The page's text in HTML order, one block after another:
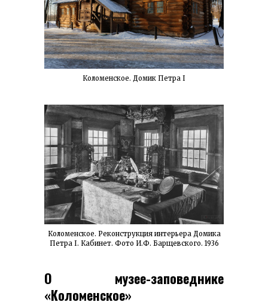
Коломенское. Домик Петра I
Коломенское. Реконструкция интерьера Домика
Петра I. Кабинет. Фото И.Ф. Барщевского. 1936
О музее-заповеднике
«Коломенское»